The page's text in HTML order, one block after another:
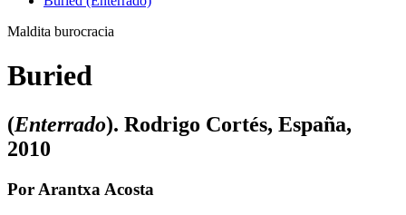
Maldita burocracia
Buried
(Enterrado). Rodrigo Cortés, España,
2010
Por Arantxa Acosta